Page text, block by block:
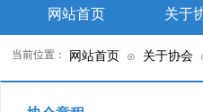
网站首页 关于
网站首页 ⊙ 关于协会
当前位置：